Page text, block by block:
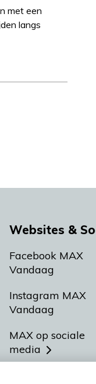
met een
langs
Websites &
Facebook MAX
Vandaag
Instagram MAX
Vandaag
MAX op sociale
media